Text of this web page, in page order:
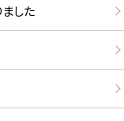
した